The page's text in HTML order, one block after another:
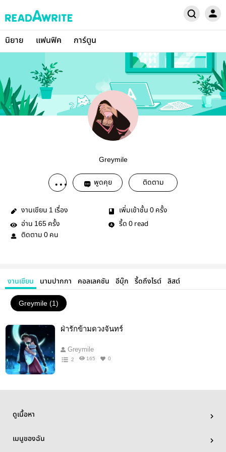
นิยาย แฟนฟิค การ์ตูน
Greymile
พูดคุย ติดตาม
งานเขียน 1 เรื่อง เพิ่มเข้าชั้น 0 ครั้ง
อ่าน 165 ครั้ง รี้ด 0 read
ติดตาม 0 คน
งานเขียน นามปากกา คอลเลคชัน อีบุ๊ก รี้ดถึงไรต์ ลิสต์
Greymile (1)
ฝ่ารักข้ามดวงจันทร์
Greymile
2 165 0
ดูเนื้อหา
เมนูของฉัน